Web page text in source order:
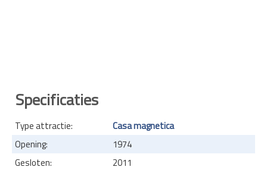
Specificaties
Type attractie:
Casa magnetica
Opening:
1974
Gesloten:
2011